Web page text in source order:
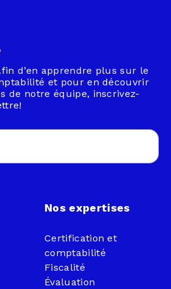
d’en apprendre plus sur le
et pour en découvrir
de notre équipe, inscrivez-
Nos expertises
Certification et
comptabilité
Fiscalité
Évaluation